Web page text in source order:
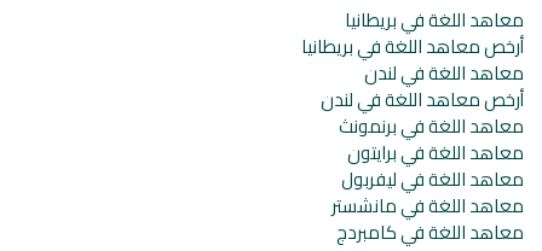
معاهد اللغة في بريطانيا
أرخص معاهد اللغة في بريطانيا
معاهد اللغة في لندن
أرخص معاهد اللغة في لندن
معاهد اللغة في برنمونث
معاهد اللغة في برايتون
معاهد اللغة في ليفربول
معاهد اللغة في مانشستر
معاهد اللغة في كامبردج